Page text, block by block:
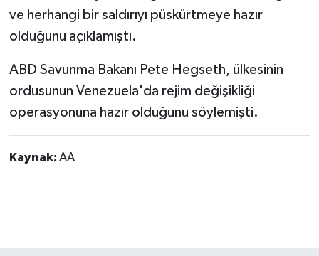
ve herhangi bir saldırıyı püskürtmeye hazır
olduğunu açıklamıştı.
ABD Savunma Bakanı Pete Hegseth, ülkesinin
ordusunun Venezuela'da rejim değişikliği
operasyonuna hazır olduğunu söylemişti.
Kaynak: AA